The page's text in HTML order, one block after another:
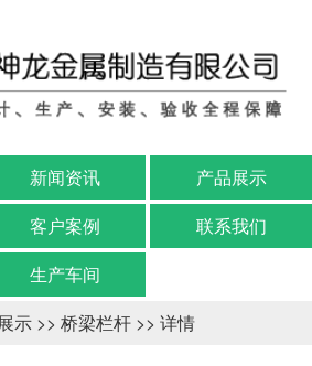
新闻资讯
产品展示
客户案例
联系我们
生产车间
示 >> 桥梁栏杆 >> 详情